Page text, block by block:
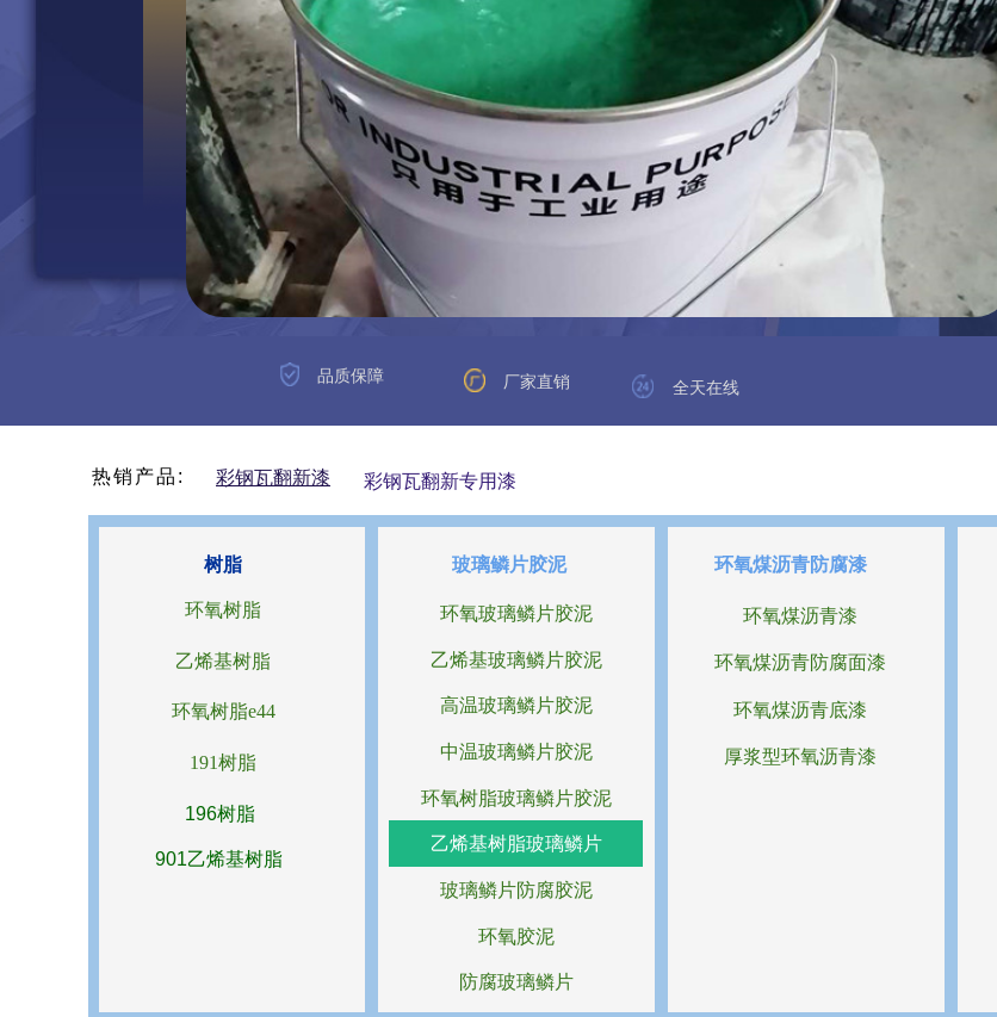
品质保障 厂家直销 全天在线
环氧树脂
乙烯基树脂
环氧树脂e44
191树脂
901乙烯基树脂
196树脂
树脂 环氧煤沥青防腐漆
环氧煤沥青漆
环氧煤沥青防腐面漆
环氧煤沥青底漆
厚浆型环氧沥青漆
玻璃鳞片胶泥
环氧玻璃鳞片胶泥
乙烯基玻璃鳞片胶泥
高温玻璃鳞片胶泥
中温玻璃鳞片胶泥
环氧树脂玻璃鳞片胶泥
乙烯基树脂玻璃鳞片
玻璃鳞片防腐胶泥
环氧胶泥
防腐玻璃鳞片
热销产品: 彩钢瓦翻新漆 彩钢瓦翻新专用漆